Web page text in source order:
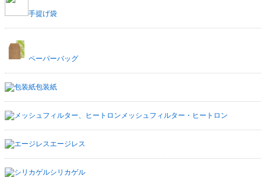
手提げ袋
ペーパーバッグ
包装紙
メッシュフィルター・ヒートロン
エージレス
シリカゲル